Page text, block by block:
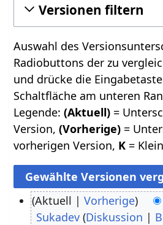
Versionen filtern
Auswahl des
Radiobuttons der zu
und drücke die
Schaltfläche am unteren
Legende:(Aktuell) =
Version,(Vorherige) =
vorherigen Version, K =
Aktuell Vorherige
Sukadev Diskussion